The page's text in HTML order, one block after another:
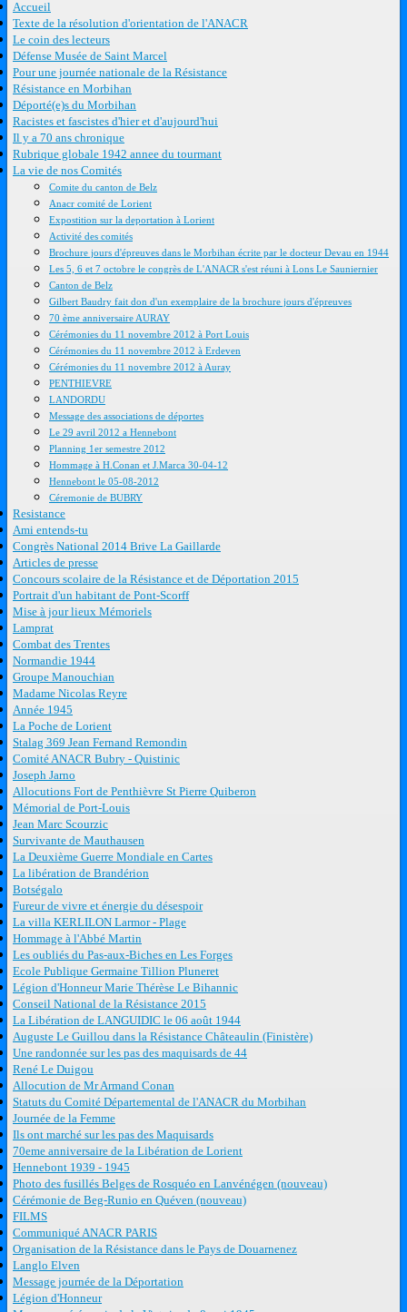
Accueil
Texte de la résolution d'orientation de l'ANACR
Le coin des lecteurs
Défense Musée de Saint Marcel
Pour une journée nationale de la Résistance
Résistance en Morbihan
Déporté(e)s du Morbihan
Racistes et fascistes d'hier et d'aujourd'hui
Il y a 70 ans chronique
Rubrique globale 1942 annee du tourmant
La vie de nos Comités
Comite du canton de Belz
Anacr comité de Lorient
Expostition sur la deportation à Lorient
Activité des comités
Brochure jours d'épreuves dans le Morbihan écrite par le docteur Devau en 1944
Les 5, 6 et 7 octobre le congrès de L'ANACR s'est réuni à Lons Le Sauniernier
Canton de Belz
Gilbert Baudry fait don d'un exemplaire de la brochure jours d'épreuves
70 ème anniversaire AURAY
Cérémonies du 11 novembre 2012 à Port Louis
Cérémonies du 11 novembre 2012 à Erdeven
Cérémonies du 11 novembre 2012 à Auray
PENTHIEVRE
LANDORDU
Message des associations de déportes
Le 29 avril 2012 a Hennebont
Planning 1er semestre 2012
Hommage à H.Conan et J.Marca 30-04-12
Hennebont le 05-08-2012
Céremonie de BUBRY
Resistance
Ami entends-tu
Congrès National 2014 Brive La Gaillarde
Articles de presse
Concours scolaire de la Résistance et de Déportation 2015
Portrait d'un habitant de Pont-Scorff
Mise à jour lieux Mémoriels
Lamprat
Combat des Trentes
Normandie 1944
Groupe Manouchian
Madame Nicolas Reyre
Année 1945
La Poche de Lorient
Stalag 369 Jean Fernand Remondin
Comité ANACR Bubry - Quistinic
Joseph Jarno
Allocutions Fort de Penthièvre St Pierre Quiberon
Mémorial de Port-Louis
Jean Marc Scourzic
Survivante de Mauthausen
La Deuxième Guerre Mondiale en Cartes
La libération de Brandérion
Botségalo
Fureur de vivre et énergie du désespoir
La villa KERLILON Larmor - Plage
Hommage à l'Abbé Martin
Les oubliés du Pas-aux-Biches en Les Forges
Ecole Publique Germaine Tillion Pluneret
Légion d'Honneur Marie Thérèse Le Bihannic
Conseil National de la Résistance 2015
La Libération de LANGUIDIC le 06 août 1944
Auguste Le Guillou dans la Résistance Châteaulin (Finistère)
Une randonnée sur les pas des maquisards de 44
René Le Duigou
Allocution de Mr Armand Conan
Statuts du Comité Départemental de l'ANACR du Morbihan
Journée de la Femme
Ils ont marché sur les pas des Maquisards
70eme anniversaire de la Libération de Lorient
Hennebont 1939 - 1945
Photo des fusillés Belges de Rosquéo en Lanvénégen (nouveau)
Cérémonie de Beg-Runio en Quéven (nouveau)
FILMS
Communiqué ANACR PARIS
Organisation de la Résistance dans le Pays de Douarnenez
Langlo Elven
Message journée de la Déportation
Légion d'Honneur